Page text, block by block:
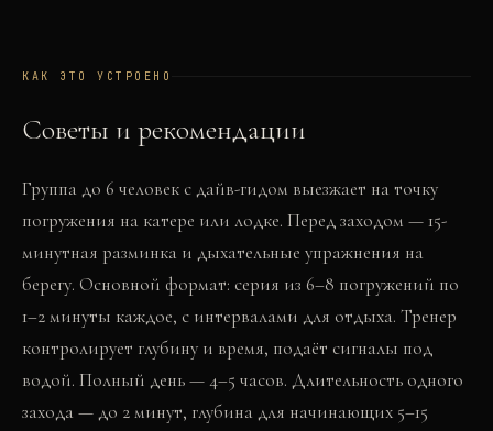
КАК ЭТО УСТРОЕНО
Советы и рекомендации
Группа до 6 человек с дайв-гидом выезжает на точку
погружения на катере или лодке. Перед заходом — 15-
минутная разминка и дыхательные упражнения на
берегу. Основной формат: серия из 6–8 погружений по
1–2 минуты каждое, с интервалами для отдыха. Тренер
контролирует глубину и время, подаёт сигналы под
водой. Полный день — 4–5 часов. Длительность одного
захода — до 2 минут, глубина для начинающих 5–15